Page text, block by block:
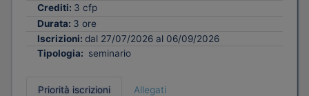
Crediti: 3 cfp
Durata: 3 ore
Iscrizioni: dal 27/07/2026 al 06/09/2026
Tipologia: seminario
Priorità iscrizioni
Allegati